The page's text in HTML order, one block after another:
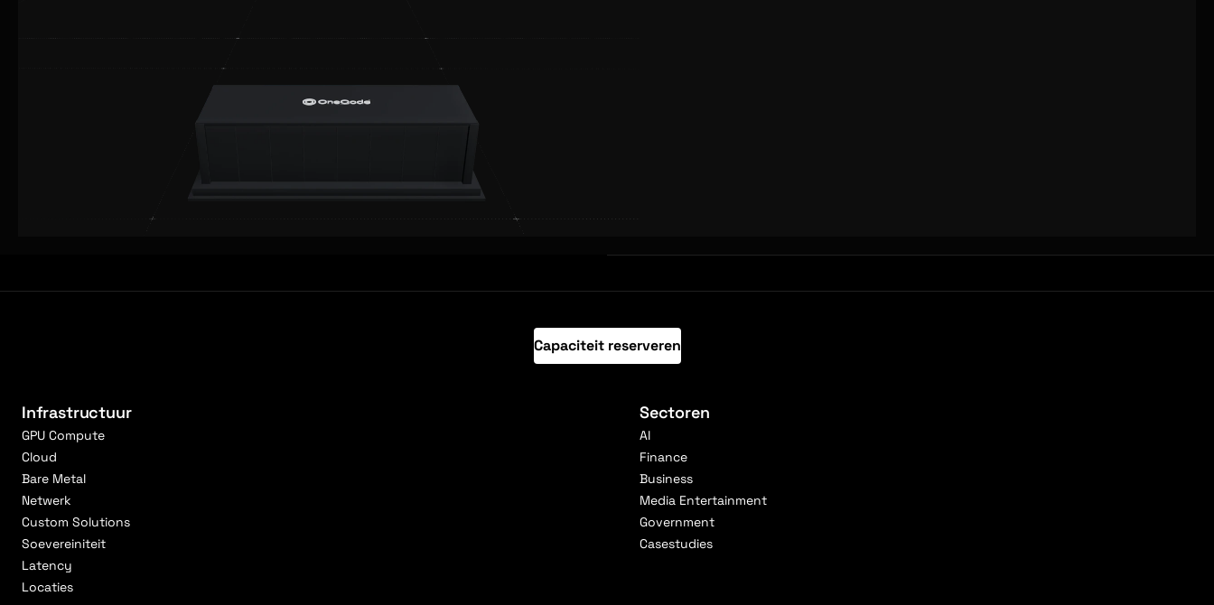
Capaciteit reserveren
Infrastructuur
GPU Compute
Cloud
Bare Metal
Netwerk
Custom Solutions
Soevereiniteit
Latency
Locaties
Sectoren
AI
Finance
Business
Media Entertainment
Government
Casestudies